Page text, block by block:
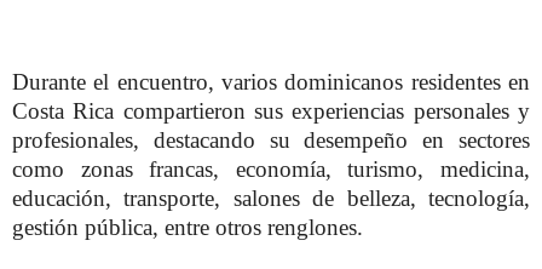
Durante el encuentro, varios dominicanos residentes en
Costa Rica compartieron sus experiencias personales y
profesionales, destacando su desempeño en sectores
como zonas francas, economía, turismo, medicina,
educación, transporte, salones de belleza, tecnología,
gestión pública, entre otros renglones.